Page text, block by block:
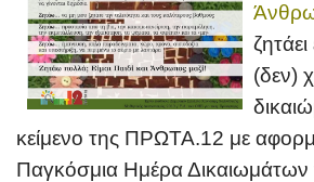
(δεν)
κείμενο της ΠΡΩΤΑ.12 με
Παγκόσμια Ημέρα Δικαιωμάτων